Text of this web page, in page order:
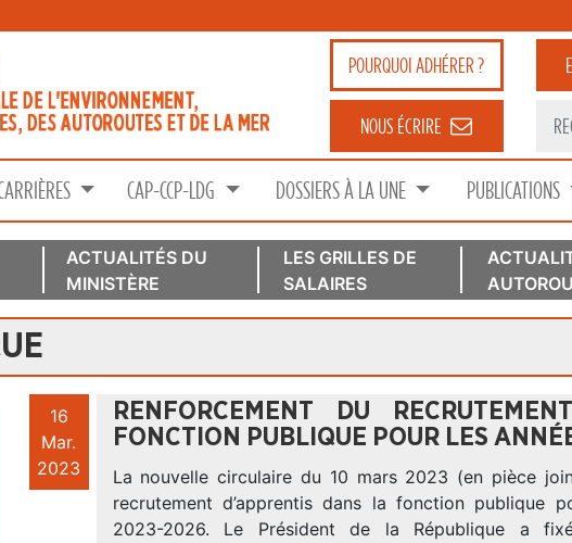
POURQUOIADHÉRER ?
NOUS ÉCRIRE
CAP-CCP-LDG DOSSIERS À LA UNE PUBLICATIONS
ACTUALITÉS DU
MINISTÈRE
LES GRILLES DE
SALAIRES
16
Mar.
2023
RENFORCEMENT DU
FONCTION PUBLIQUE POUR LES
La nouvelle circulaire du 10 mars 2023 (en pièce
recrutement d’apprentis dans la fonction publique
2023-2026. Le Président de la République a